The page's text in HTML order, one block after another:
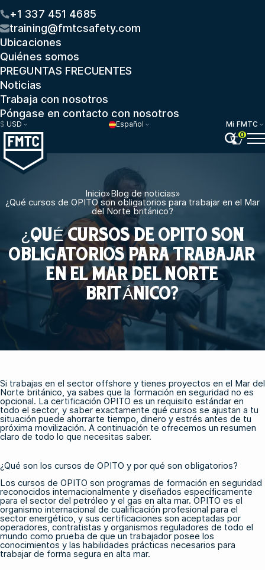
+1 337 451 4685
training@fmtcsafety.com
Ubicaciones
Quiénes somos
PREGUNTAS FRECUENTES
Noticias
Trabaja con nosotros
Póngase en contacto con nosotros
$ USD Español
Mi FMTC
0
Inicio»Blog de noticias»
¿Qué cursos de OPITO son obligatorios para trabajar en el Mar
del Norte británico?
¿QUÉ CURSOS DE OPITO SON
OBLIGATORIOS PARA TRABAJAR
EN EL MAR DEL NORTE
BRITÁNICO?
Si trabajas en el sector offshore y tienes proyectos en el Mar del
Norte británico, ya sabes que la formación en seguridad no es
opcional. La certificación OPITO es un requisito estándar en
todo el sector, y saber exactamente qué cursos se ajustan a tu
situación puede ahorrarte tiempo, dinero y estrés antes de tu
próxima movilización. A continuación te ofrecemos un resumen
claro de todo lo que necesitas saber.
¿Qué son los cursos de OPITO y por qué son obligatorios?
Los cursos de OPITO son programas de formación en seguridad
reconocidos internacionalmente y diseñados específicamente
para el sector del petróleo y el gas en alta mar. OPITO es el
organismo internacional de cualificación profesional para el
sector energético, y sus certificaciones son aceptadas por
operadores, contratistas y organismos reguladores de todo el
mundo como prueba de que un trabajador posee los
conocimientos y las habilidades prácticas necesarios para
trabajar de forma segura en alta mar.